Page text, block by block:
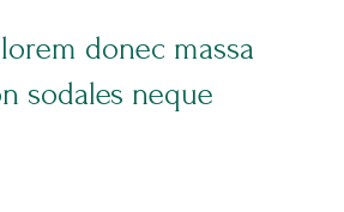
donec massa
sodales neque